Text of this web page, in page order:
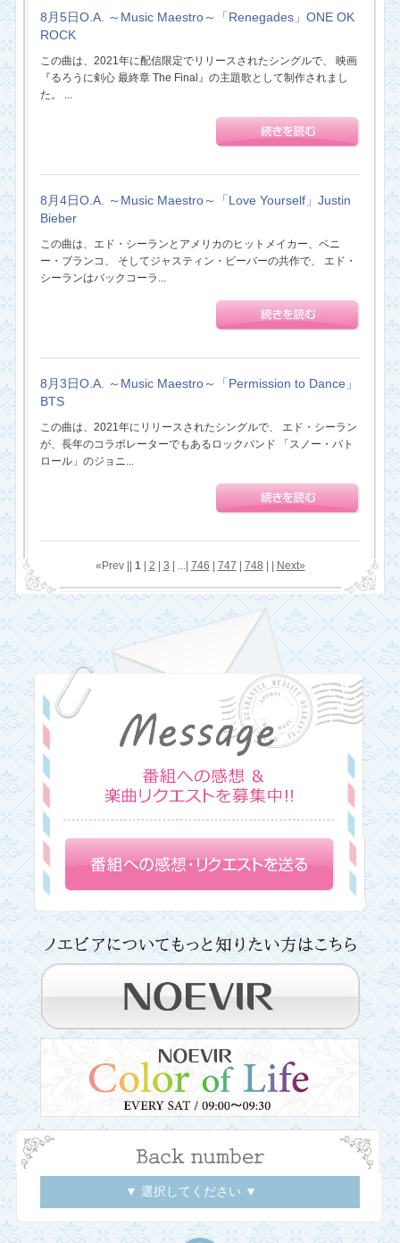
8月5日O.A. ～Music Maestro～「Renegades」ONE OK
ROCK
この曲は、2021年に配信限定でリリースされたシングルで、 映画
『るろうに剣心 最終章 The Final』の主題歌として制作されまし
た。 ...
8月4日O.A. ～Music Maestro～「Love Yourself」Justin
Bieber
この曲は、エド・シーランとアメリカのヒットメイカー、ベニ
ー・ブランコ、 そしてジャスティン・ビーバーの共作で、 エド・
シーランはバックコーラ...
8月3日O.A. ～Music Maestro～「Permission to Dance」
BTS
この曲は、2021年にリリースされたシングルで、 エド・シーラン
が、長年のコラボレーターでもあるロックバンド 「スノー・パト
ロール」のジョニ...
«Prev || 1| 2 3 | ...| 746 747 748 Next»